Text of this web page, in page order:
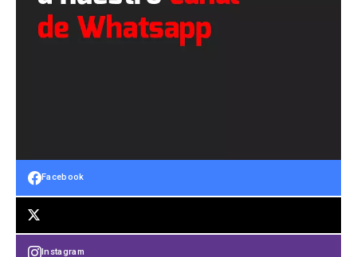
Facebook
Instagram